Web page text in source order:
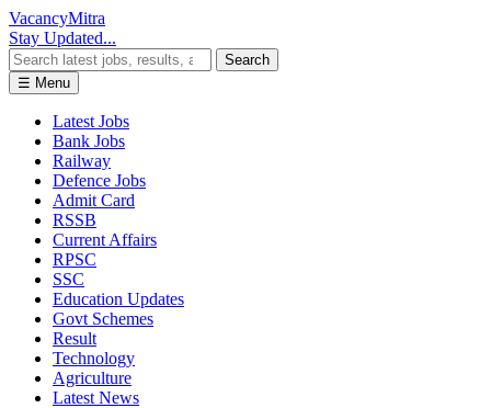
VacancyMitra
Stay Updated...
Search
☰ Menu
Latest Jobs
Bank Jobs
Railway
Defence Jobs
Admit Card
RSSB
Current Affairs
RPSC
SSC
Education Updates
Govt Schemes
Result
Technology
Agriculture
Latest News